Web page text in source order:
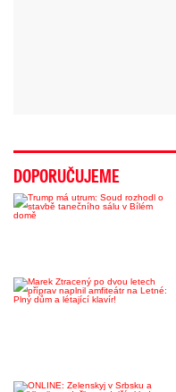
DOPORUČUJEME